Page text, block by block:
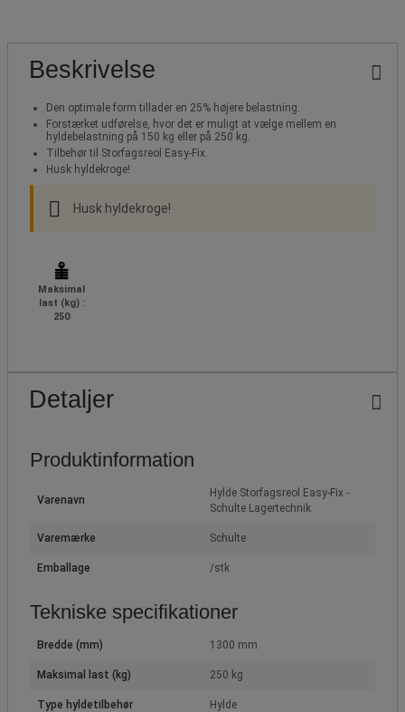
Beskrivelse
Den optimale form tillader en 25% højere belastning.
Forstærket udførelse, hvor det er muligt at vælge mellem en
hyldebelastning på 150 kg eller på 250 kg.
Tilbehør til Storfagsreol Easy-Fix.
Husk hyldekroge!
Husk hyldekroge!
Maksimal
last (kg) :
250
Detaljer
Produktinformation
Varenavn
Hylde Storfagsreol Easy-Fix -
Schulte Lagertechnik
Varemærke Schulte
Emballage /stk
Tekniske specifikationer
Bredde (mm) 1300 mm
Maksimal last (kg) 250 kg
Type hyldetilbehør Hylde